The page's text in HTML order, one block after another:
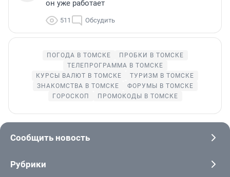
он уже работает
511 Обсудить
ПОГОДА В ТОМСКЕ
ПРОБКИ В ТОМСКЕ
ТЕЛЕПРОГРАММА В ТОМСКЕ
КУРСЫ ВАЛЮТ В ТОМСКЕ
ТУРИЗМ В ТОМСКЕ
ЗНАКОМСТВА В ТОМСКЕ
ФОРУМЫ В ТОМСКЕ
ГОРОСКОП
ПРОМОКОДЫ В ТОМСКЕ
Сообщить новость
Рубрики